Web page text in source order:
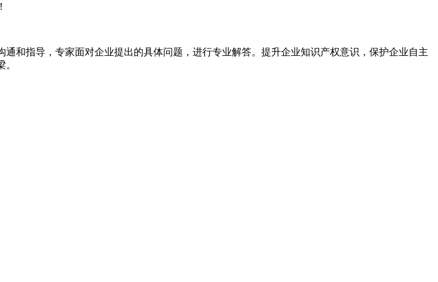
和指导，专家面对企业提出的具体问题，进行专业解答。提升企业知识产权意识，保护企业自主